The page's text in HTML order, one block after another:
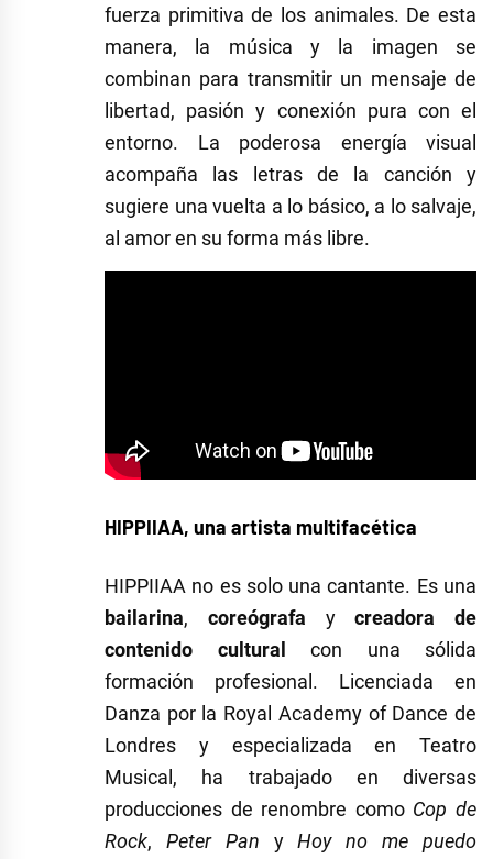
fuerza primitiva de los animales. De esta
manera, la música y la imagen se
combinan para transmitir un mensaje de
libertad, pasión y conexión pura con el
entorno. La poderosa energía visual
acompaña las letras de la canción y
sugiere una vuelta a lo básico, a lo salvaje,
al amor en su forma más libre.
HIPPIIAA, una artista multifacética
HIPPIIAA no es solo una cantante. Es una
bailarina, coreógrafa ycreadora de
contenido cultural
con una sólida
formación profesional. Licenciada en
Danza por la Royal Academy of Dance de
Londres y especializada en Teatro
Musical, ha trabajado en diversas
producciones de renombre como Cop de
Rock, Peter Pan yHoy no me puedo